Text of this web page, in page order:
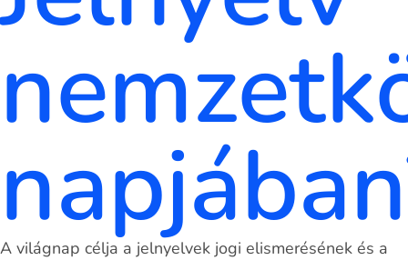
A világnap célja a jelnyelvek jogi elismerésének és a